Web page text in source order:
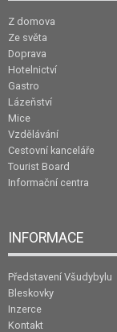
Z domova
Ze světa
Doprava
Hotelnictví
Gastro
Lázeňství
Mice
Vzdělávání
Cestovní kanceláře
Tourist Board
Informační centra
INFORMACE
Představení Všudybylu
Bleskovky
Inzerce
Kontakt